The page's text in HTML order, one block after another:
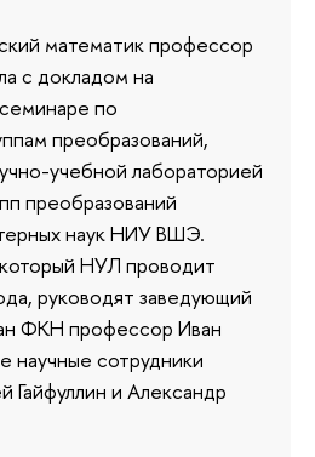
математик профессор
с докладом на
по
преобразований,
учебной лабораторией
преобразований
наук НИУ ВШЭ.
НУЛ проводит
руководят заведующий
ФКН профессор Иван
научные сотрудники
Гайфуллин и Александр